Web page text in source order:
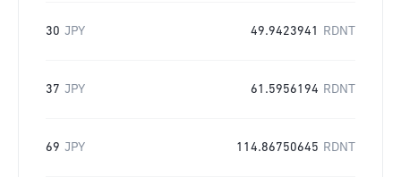
30 JPY 49.9423941 RDNT
37 JPY 61.5956194 RDNT
69 JPY 114.86750645 RDNT